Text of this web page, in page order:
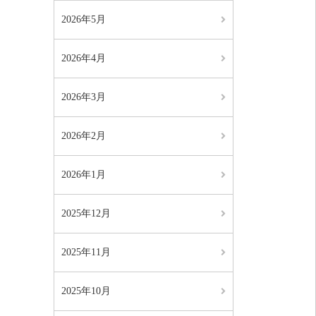
2026年5月
2026年4月
2026年3月
2026年2月
2026年1月
2025年12月
2025年11月
2025年10月